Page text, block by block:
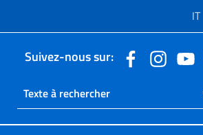
IT
Suivez-nous sur:
Ricerca sito live
Rechercher dans le site